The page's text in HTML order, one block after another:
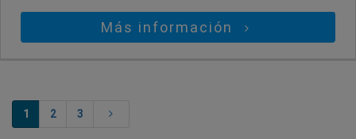
Más información
1 2 3